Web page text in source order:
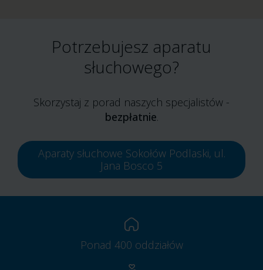
Potrzebujesz aparatu
słuchowego?
Skorzystaj z porad naszych specjalistów -
bezpłatnie.
Aparaty słuchowe Sokołów Podlaski, ul.
Jana Bosco 5
Ponad 400 oddziałów